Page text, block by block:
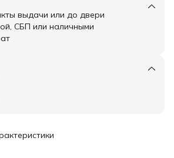
выдачи или до двери
СБП или наличными